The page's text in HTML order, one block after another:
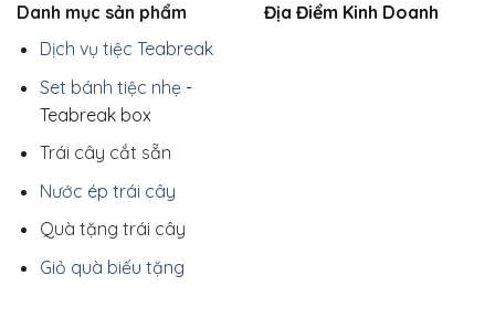
Danh mục sản phẩm
Dịch vụ tiệc Teabreak
Set bánh tiệc nhẹ-
Teabreak box
Trái cây cắt sẵn
Nước ép trái cây
Quà tặng trái cây
Giỏ quà biếu tặng
Địa Điểm Kinh Doanh